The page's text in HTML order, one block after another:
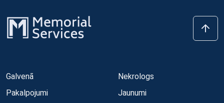
Galvenā
Pakalpojumi
Nekrologs
Jaunumi